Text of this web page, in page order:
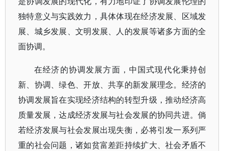
独特意义与实践效力，具体体现在经济发展、区域发
展、城乡发展、文明发展、人的发展等诸多方面的全
面协调。
在经济的协调发展方面，中国式现代化秉持创
新、协调、绿色、开放、共享的新发展理念。经济的
协调发展旨在实现经济结构的转型升级，推动经济高
质量发展，达成经济发展与社会发展的协同共进。倘
若经济发展与社会发展出现失衡，必将引发一系列严
重的社会问题，诸如贫富差距持续扩大、社会矛盾不